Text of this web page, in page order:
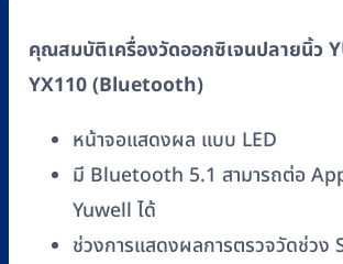
(Bluetooth)
ชิ้น
คุณสมบัติเครื่องวัดออกซิเจนปลายนิ้ว
YX110 (Bluetooth)
หน้าจอแสดงผล แบบ LED
มี Bluetooth 5.1 สามารถต่อ
Yuwell ได้
ช่วงการแสดงผลการตรวจวัดช่วง